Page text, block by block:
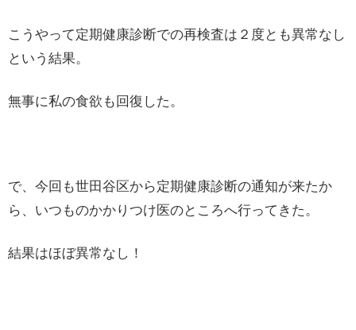
こうやって定期健康診断での再検査は２度とも異常なし
という結果。
無事に私の食欲も回復した。
で、今回も世田谷区から定期健康診断の通知が来たか
ら、いつものかかりつけ医のところへ行ってきた。
結果はほぼ異常なし！